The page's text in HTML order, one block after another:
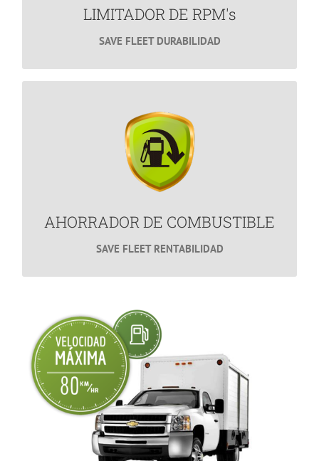
LIMITADOR DE RPM's
SAVE FLEET DURABILIDAD
AHORRADOR DE COMBUSTIBLE
SAVE FLEET RENTABILIDAD
Ahorro de Combustible
Ahorra miles de pesos en Combustible.
MÁS INFORMACIÓN